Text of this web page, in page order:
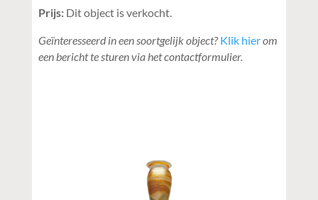
Prijs:Dit object is verkocht.
Geïnteresseerd in een soortgelijk object?Klik hierom
een bericht te sturen via het contactformulier.